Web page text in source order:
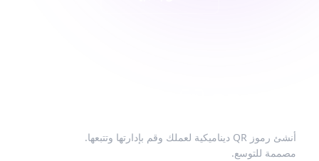
أنشئ رموز QR ديناميكية لعملك وقم بإدارتها وتتبعها.
مصممة للتوسع.